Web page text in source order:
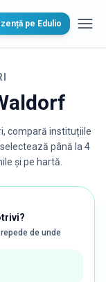
pe Edulio
, compară instituțiile
până la 4
și pe hartă.
de unde